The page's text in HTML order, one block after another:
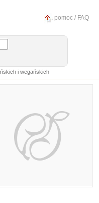
pomoc / FAQ
i wegańskich